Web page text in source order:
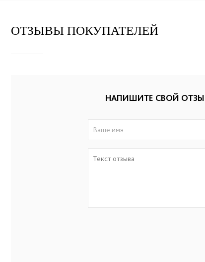
ОТЗЫВЫ ПОКУПАТЕЛЕЙ
НАПИШИТЕ СВОЙ